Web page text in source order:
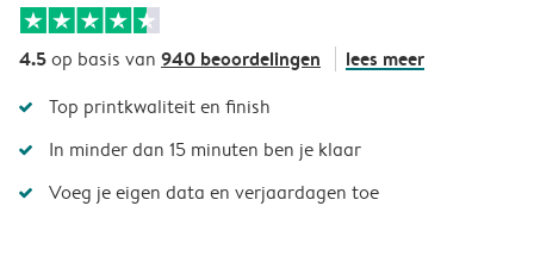
4.5op basis van 940 beoordelingen lees meer
Top printkwaliteit en finish
In minder dan 15 minuten ben je klaar
Voeg je eigen data en verjaardagen toe